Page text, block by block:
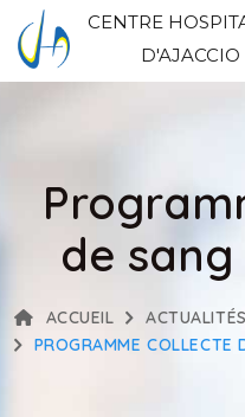
CENTRE
D'AJACCIO
de
ACCUEIL ACTUALITÉS
PROGRAMME COLLECTE